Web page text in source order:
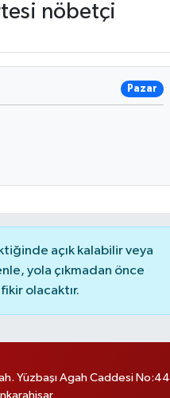
nöbetçi
Pazar
açık kalabilir veya
yola çıkmadan önce
olacaktır.
Yüzbaşı Agah Caddesi No:44